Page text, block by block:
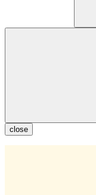
close